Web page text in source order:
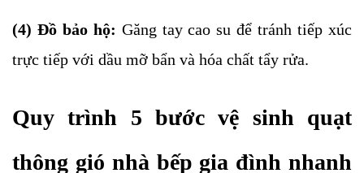
(4) Đồ bảo hộ: Găng tay cao su để tránh tiếp xúc
trực tiếp với dầu mỡ bẩn và hóa chất tẩy rửa.
Quy trình 5 bước vệ sinh quạt
thông gió nhà bếp gia đình nhanh